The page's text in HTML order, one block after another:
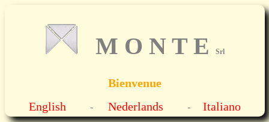
M O N T E Srl
Bienvenue
English
-Nederlands -Italiano